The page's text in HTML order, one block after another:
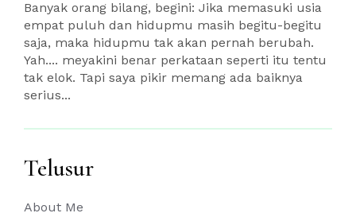
Banyak orang bilang, begini: Jika memasuki usia
empat puluh dan hidupmu masih begitu-begitu
saja, maka hidupmu tak akan pernah berubah.
Yah.... meyakini benar perkataan seperti itu tentu
tak elok. Tapi saya pikir memang ada baiknya
serius...
Telusur
About Me